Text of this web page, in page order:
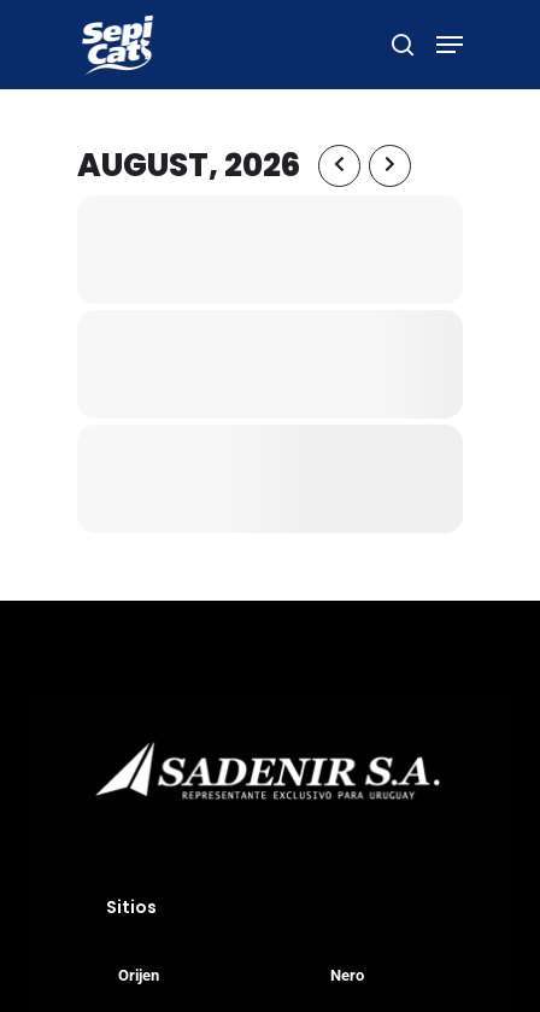
Hit enter to search or ESC to close
AUGUST, 2026
Sitios
Orijen Nero
Productos